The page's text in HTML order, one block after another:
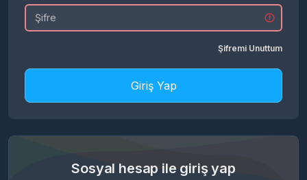
Şifremi Unuttum
Giriş Yap
Sosyal hesap ile giriş yap